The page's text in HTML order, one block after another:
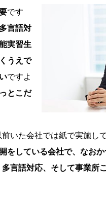
です
多言語対
実習生
うえで
ですよ
とこだ
いた会社では紙で実施し
をしている会社で、なお
言語対応、そして事業所